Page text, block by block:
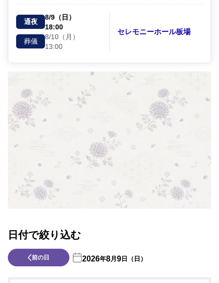
通夜
8/9（日）
18:00
葬儀
8/10（月）
13:00
セレモニーホール板場
日付で絞り込む
前の日 2026年8月9日（日）